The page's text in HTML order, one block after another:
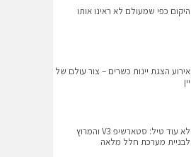
היקום כפי שמעולם לא ראינו אותו
אירוע הצגת יינות כשרים – צור עולם של
יין
לא עוד טיל: סטארשיפ V3 והמרוץ
לבניית מערכת חלל מלאה